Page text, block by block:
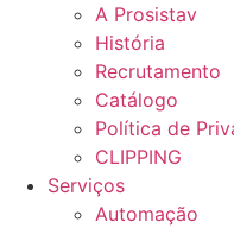
A Prosistav
História
Recrutamento
Catálogo
Política de
CLIPPING
Serviços
Automação